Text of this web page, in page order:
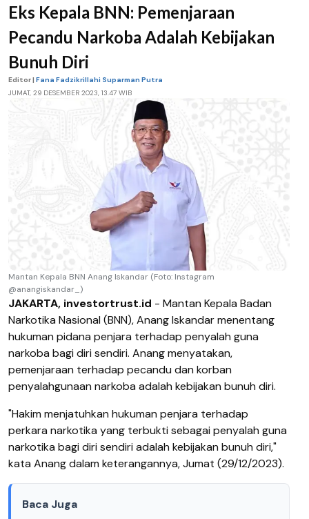
Eks Kepala BNN: Pemenjaraan
Pecandu Narkoba Adalah Kebijakan
Bunuh Diri
Editor | Fana Fadzikrillahi Suparman Putra
JUMAT, 29 DESEMBER 2023, 13.47 WIB
Mantan Kepala BNN Anang Iskandar (Foto: Instagram
@anangiskandar_)
JAKARTA, investortrust.id - Mantan Kepala Badan
Narkotika Nasional (BNN), Anang Iskandar menentang
hukuman pidana penjara terhadap penyalah guna
narkoba bagi diri sendiri. Anang menyatakan,
pemenjaraan terhadap pecandu dan korban
penyalahgunaan narkoba adalah kebijakan bunuh diri.
"Hakim menjatuhkan hukuman penjara terhadap
perkara narkotika yang terbukti sebagai penyalah guna
narkotika bagi diri sendiri adalah kebijakan bunuh diri,"
kata Anang dalam keterangannya, Jumat (29/12/2023).
Baca Juga